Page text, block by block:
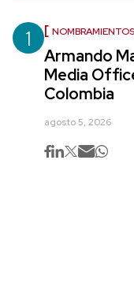
1 NOMBRAMIENTOS
Armando
Media
Colombia
agosto 5, 2026